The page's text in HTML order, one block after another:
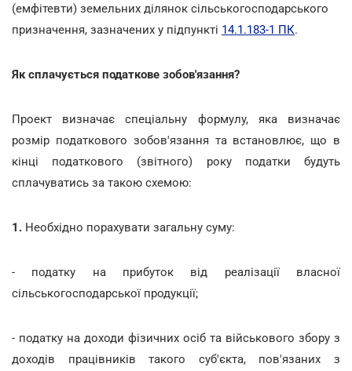
(емфітевти) земельних ділянок сільськогосподарського
призначення, зазначених у підпункті 14.1.183-1 ПК.
Як сплачується податкове зобов'язання?
Проект визначає спеціальну формулу, яка визначає
розмір податкового зобов'язання та встановлює, що в
кінці податкового (звітного) року податки будуть
сплачуватись за такою схемою:
1. Необхідно порахувати загальну суму:
- податку на прибуток від реалізації власної
сільськогосподарської продукції;
- податку на доходи фізичних осіб та військового збору з
доходів працівників такого суб'єкта, пов'язаних з